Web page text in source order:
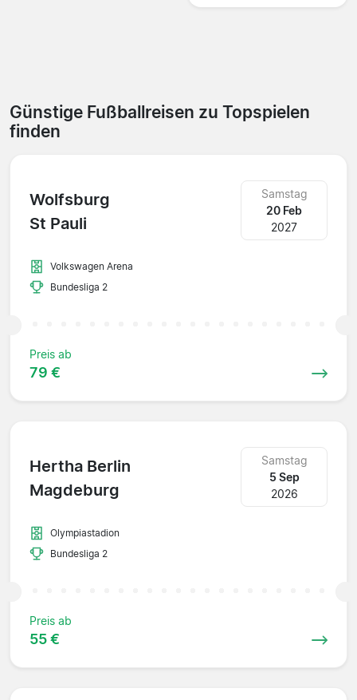
Günstige Fußballreisen zu Topspielen
finden
Wolfsburg
St Pauli
Samstag
20 Feb
2027
Volkswagen Arena
Bundesliga 2
Preis ab
79 €
Hertha Berlin
Magdeburg
Samstag
5 Sep
2026
Olympiastadion
Bundesliga 2
Preis ab
55 €